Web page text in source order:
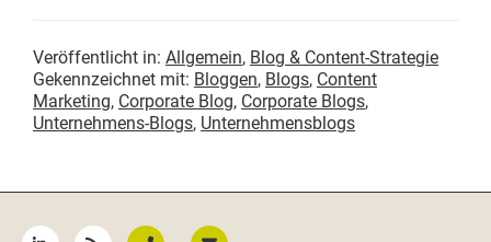
Veröffentlicht in: Allgemein, Blog & Content-Strategie
Gekennzeichnet mit: Bloggen, Blogs, Content
Marketing, Corporate Blog, Corporate Blogs,
Unternehmens-Blogs, Unternehmensblogs